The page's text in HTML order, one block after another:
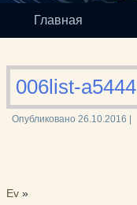
Главная
006list-a5444
Опубликовано 26.10.2016
Ev »